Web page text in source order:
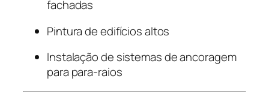
fachadas
Pintura de edifícios altos
Instalação de sistemas de ancoragem
para para-raios